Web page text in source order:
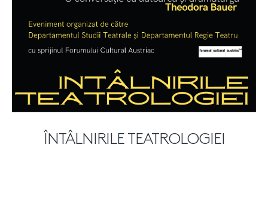
ÎNTÂLNIRILE TEATROLOGIEI